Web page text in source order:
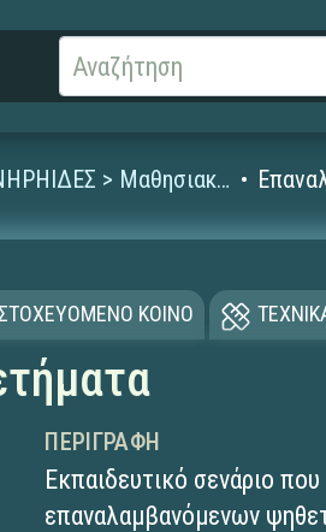
ΝΗΡΗΙΔΕΣ > Μαθησιακά Αντικείμενα
ΚΟΙΝΟ
ΠΕΡΙΓΡΑΦΉ
Εκπαιδευτικό σενάριο
επαναλαμβανόμενων